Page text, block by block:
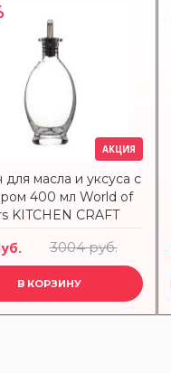
АКЦИЯ
для масла и уксуса с
400 мл World of
KITCHEN CRAFT
3004 руб.
В КОРЗИНУ